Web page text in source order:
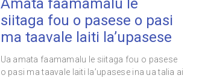
Amata faamamalu le
siitaga fou o pasese o pasi
ma taavale laiti la’upasese
Ua amata faamamalu le siitaga fou o pasese
o pasi ma taavale laiti la’upasese ina ua talia ai